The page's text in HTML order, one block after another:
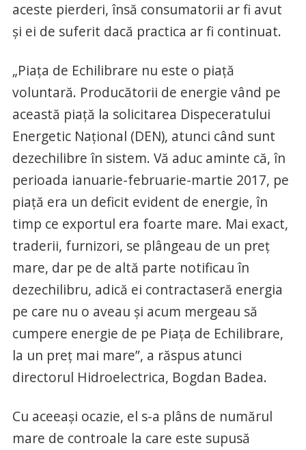
aceste pierderi, însă consumatorii ar fi avut
şi ei de suferit dacă practica ar fi continuat.
„Piaţa de Echilibrare nu este o piaţă
voluntară. Producătorii de energie vând pe
această piaţă la solicitarea Dispeceratului
Energetic Naţional (DEN), atunci când sunt
dezechilibre în sistem. Vă aduc aminte că, în
perioada ianuarie-februarie-martie 2017, pe
piaţă era un deficit evident de energie, în
timp ce exportul era foarte mare. Mai exact,
traderii, furnizori, se plângeau de un preţ
mare, dar pe de altă parte notificau în
dezechilibru, adică ei contractaseră energia
pe care nu o aveau şi acum mergeau să
cumpere energie de pe Piaţa de Echilibrare,
la un preţ mai mare”, a răspus atunci
directorul Hidroelectrica, Bogdan Badea.
Cu aceeaşi ocazie, el s-a plâns de numărul
mare de controale la care este supusă